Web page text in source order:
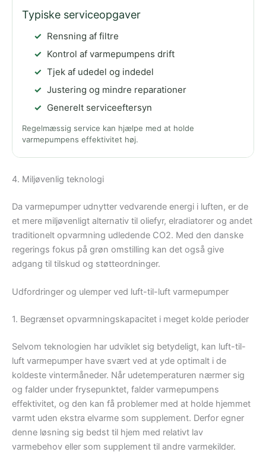
Typiske serviceopgaver
Rensning af filtre
Kontrol af varmepumpens drift
Tjek af udedel og indedel
Justering og mindre reparationer
Generelt serviceeftersyn
Regelmæssig service kan hjælpe med at holde
varmepumpens effektivitet høj.
4. Miljøvenlig teknologi
Da varmepumper udnytter vedvarende energi i luften, er de
et mere miljøvenligt alternativ til oliefyr, elradiatorer og andet
traditionelt opvarmning udledende CO2. Med den danske
regerings fokus på grøn omstilling kan det også give
adgang til tilskud og støtteordninger.
Udfordringer og ulemper ved luft-til-luft varmepumper
1. Begrænset opvarmningskapacitet i meget kolde perioder
Selvom teknologien har udviklet sig betydeligt, kan luft-til-
luft varmepumper have svært ved at yde optimalt i de
koldeste vintermåneder. Når udetemperaturen nærmer sig
og falder under frysepunktet, falder varmepumpens
effektivitet, og den kan få problemer med at holde hjemmet
varmt uden ekstra elvarme som supplement. Derfor egner
denne løsning sig bedst til hjem med relativt lav
varmebehov eller som supplement til andre varmekilder.